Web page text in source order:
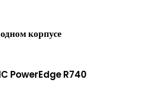
корпусе
PowerEdge R740